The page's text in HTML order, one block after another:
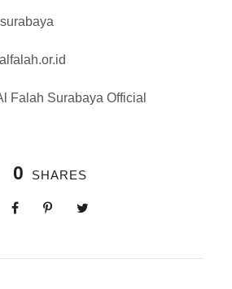
Falah Surabaya Official
0 SHARES